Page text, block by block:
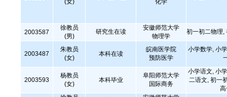
(女)
化学
2003587
徐教员
(男)
研究生在读
安徽师范大学
物理学
初一初二物理,
2003487
朱教员
(女)
本科在读
皖南医学院
预防医学
小学数学, 小
2003593
杨教员
(女)
本科毕业
阜阳师范大学
国际商务
小学语文, 小
二语文, 初一